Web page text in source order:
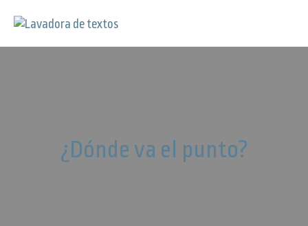
¿Dónde va el punto?